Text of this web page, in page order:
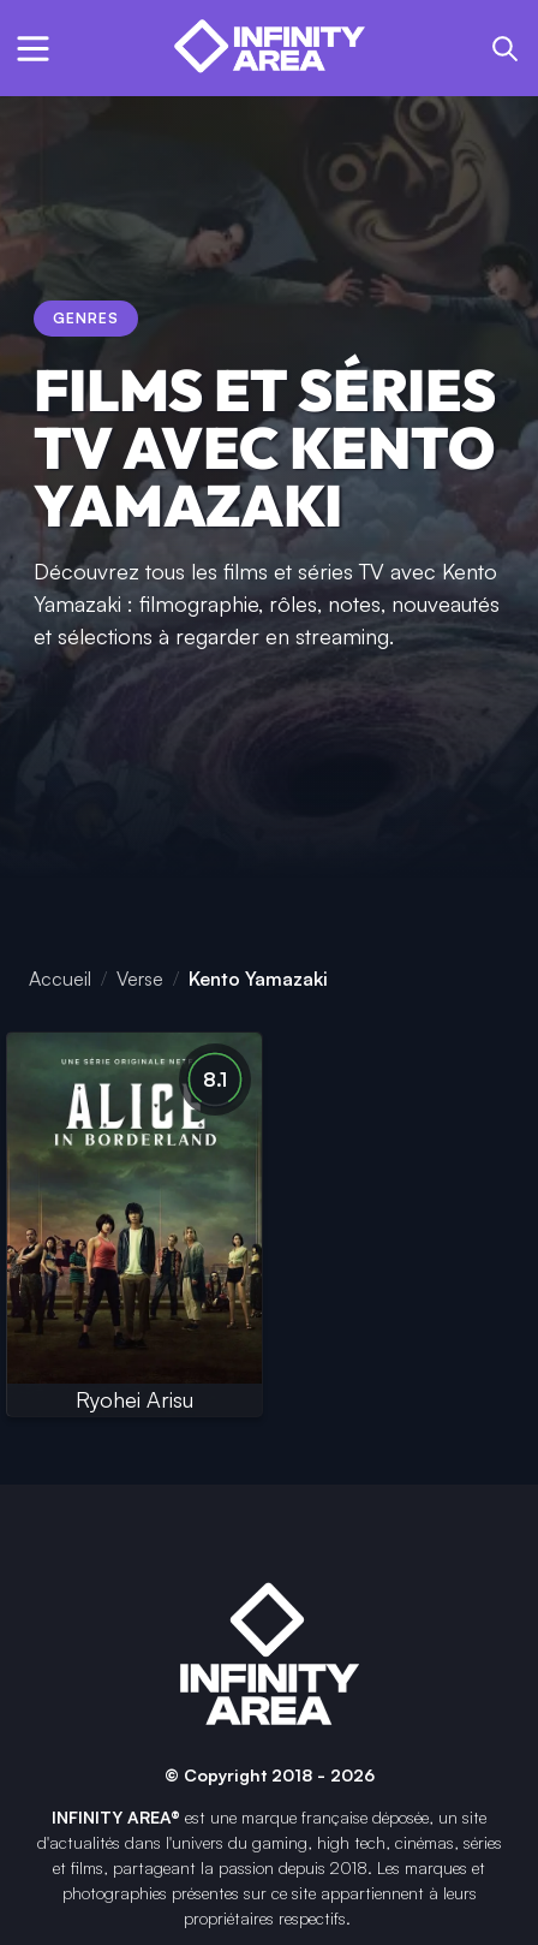
GENRES
FILMS ET SÉRIES
TV AVEC KENTO
YAMAZAKI
Découvrez tous les films et séries TV avec Kento
Yamazaki : filmographie, rôles, notes, nouveautés
et sélections à regarder en streaming.
Accueil Verse Kento Yamazaki
8.1
Ryohei Arisu
© Copyright 2018 - 2026
INFINITY AREA® est une marque française déposée, un site
d'actualités dans l'univers du gaming, high tech, cinémas, séries
et films, partageant la passion depuis 2018. Les marques et
photographies présentes sur ce site appartiennent à leurs
propriétaires respectifs.